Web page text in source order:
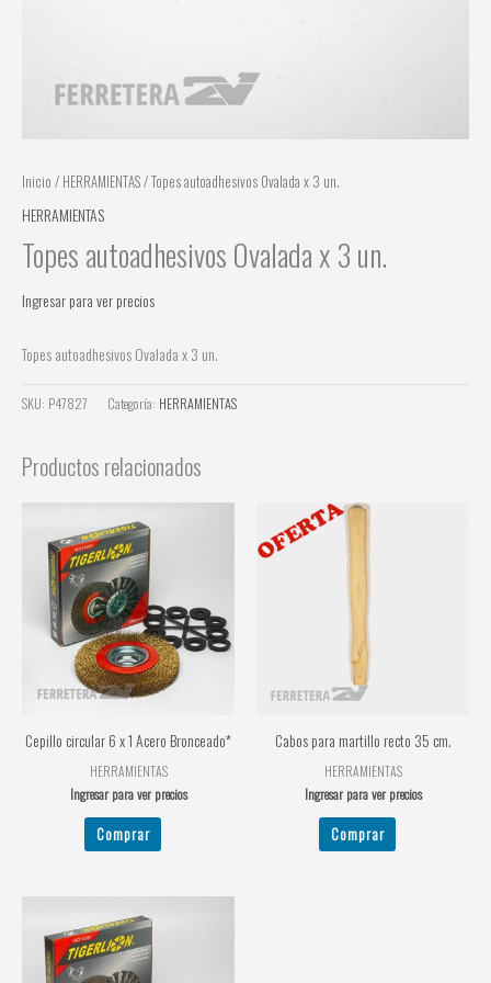
Inicio / HERRAMIENTAS/ Topes autoadhesivos Ovalada x 3 un.
HERRAMIENTAS
Topes autoadhesivos Ovalada x 3 un.
Ingresar para ver precios
Topes autoadhesivos Ovalada x 3 un.
SKU: P47827 Categoría: HERRAMIENTAS
Productos relacionados
Cepillo circular 6 x 1 Acero Bronceado*
HERRAMIENTAS
Ingresar para ver precios
Comprar
Cabos para martillo recto 35 cm.
HERRAMIENTAS
Ingresar para ver precios
Comprar